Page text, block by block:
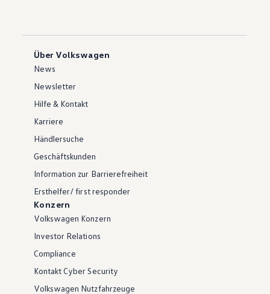
Über Volkswagen
News
Newsletter
Hilfe & Kontakt
Karriere
Händlersuche
Geschäftskunden
Information zur Barrierefreiheit
Ersthelfer/ first responder
Konzern
Volkswagen Konzern
Investor Relations
Compliance
Kontakt Cyber Security
Volkswagen Nutzfahrzeuge